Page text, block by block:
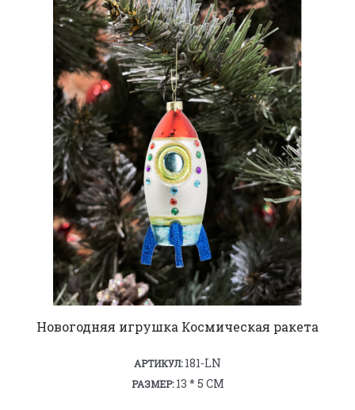
Новогодняя игрушка Космическая ракета
АРТИКУЛ:181-LN
РАЗМЕР:13 * 5 СМ